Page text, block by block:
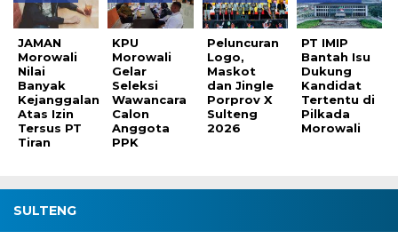
JAMAN
Morowali
Nilai
Banyak
Kejanggalan
Atas Izin
Tersus PT
Tiran
KPU
Morowali
Gelar
Seleksi
Wawancara
Calon
Anggota
PPK
Peluncuran
Logo,
Maskot
dan Jingle
Porprov X
Sulteng
2026
PT IMIP
Bantah Isu
Dukung
Kandidat
Tertentu di
Pilkada
Morowali
SULTENG